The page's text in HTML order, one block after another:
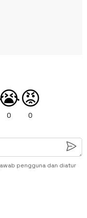
0
😡
0
pengguna dan diatur